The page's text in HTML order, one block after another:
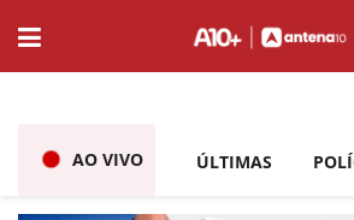
AO VIVO ÚLTIMAS